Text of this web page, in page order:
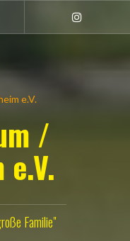
Instagram
(Damen)
/
Familie"